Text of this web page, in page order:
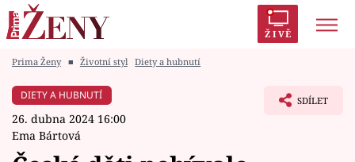
ŽIVĚ
Módní alarm
Zrádci
Prima Ženy ■ Životní styl Diety a hubnutí
DIETY A HUBNUTÍ
26. dubna 2024 16:00
Ema Bártová
SDÍLET